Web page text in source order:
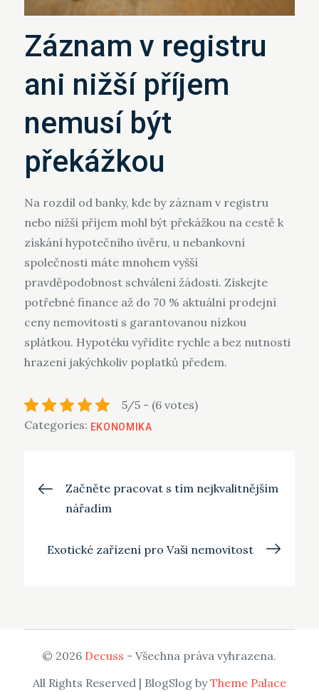
Záznam v registru
ani nižší příjem
nemusí být
překážkou
Na rozdíl od banky, kde by záznam v registru
nebo nižší příjem mohl být překážkou na cestě k
získání hypotečního úvěru, u nebankovní
společnosti máte mnohem vyšší
pravděpodobnost schválení žádosti. Získejte
potřebné finance až do 70 % aktuální prodejní
ceny nemovitosti s garantovanou nízkou
splátkou. Hypotéku vyřídíte rychle a bez nutnosti
hrazení jakýchkoliv poplatků předem.
5/5 - (6 votes)
Categories: EKONOMIKA
Navigace
pro
příspěvek
Začněte pracovat s tím nejkvalitnějším
nářadím
Exotické zařízení pro Vaši nemovitost
© 2026 Decuss - Všechna práva vyhrazena.
All Rights Reserved | BlogSlog byTheme Palace